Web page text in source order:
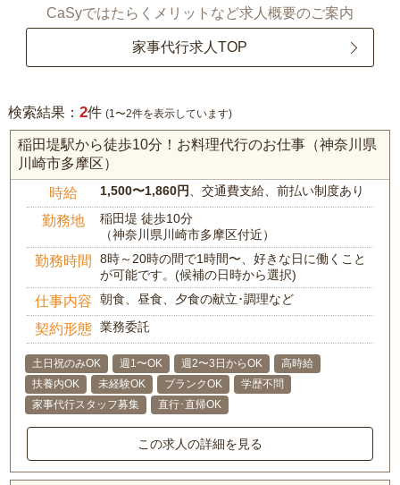
CaSyではたらくメリットなど求人概要のご案内
家事代行求人TOP
検索結果： 2件 (1〜2件を表示しています)
稲田堤駅から徒歩10分！お料理代行のお仕事（神奈川県
川崎市多摩区）
時給 1,500〜1,860円 、交通費支給、前払い制度あり
勤務地
稲田堤 徒歩10分
（神奈川県川崎市多摩区付近）
勤務時間
8時～20時の間で1時間〜、好きな日に働くこと
が可能です。(候補の日時から選択)
仕事内容 朝食、昼食、夕食の献立･調理など
契約形態 業務委託
土日祝のみOK 週1〜OK 週2〜3日からOK
高時給
扶養内OK
未経験OK ブランクOK
学歴不問
家事代行スタッフ募集
直行･直帰OK
この求人の詳細を見る